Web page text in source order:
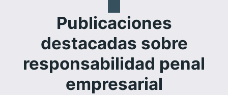
Publicaciones
destacadas sobre
responsabilidad penal
empresarial